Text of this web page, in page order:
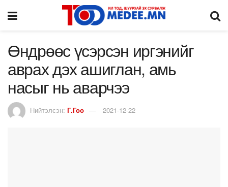
Өндрөөс үсэрсэн иргэнийг
аврах дэх ашиглан, амь
насыг нь аварчээ
Нийтэлсэн: Г.Гоо 2021-12-22